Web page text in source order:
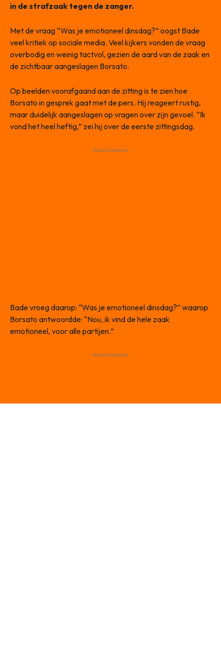
in de strafzaak tegen de zanger.
Met de vraag “Was je emotioneel dinsdag?” oogst Bade
veel kritiek op sociale media. Veel kijkers vonden de vraag
overbodig en weinig tactvol, gezien de aard van de zaak en
de zichtbaar aangeslagen Borsato.
Op beelden voorafgaand aan de zitting is te zien hoe
Borsato in gesprek gaat met de pers. Hij reageert rustig,
maar duidelijk aangeslagen op vragen over zijn gevoel. “Ik
vond het heel heftig,” zei hij over de eerste zittingsdag.
- Advertisement -
Bade vroeg daarop: “Was je emotioneel dinsdag?” waarop
Borsato antwoordde: “Nou, ik vind de hele zaak
emotioneel, voor alle partijen.”
- Advertisement -